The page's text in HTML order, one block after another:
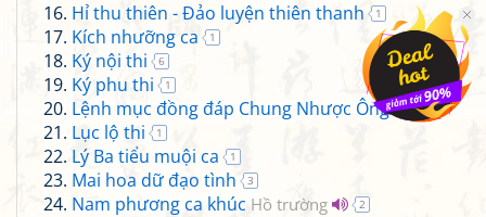
Hỉ thu thiên - Đảo luyện thiên thanh 1
Kích nhưỡng ca 1
Ký nội thi 6
Ký phu thi 1
Lệnh mục đồng đáp Chung Nhược Ông 4
Lục lộ thi 1
Lý Ba tiểu muội ca 1
Mai hoa dữ đạo tình 3
Nam phương ca khúc Hồ trường 2